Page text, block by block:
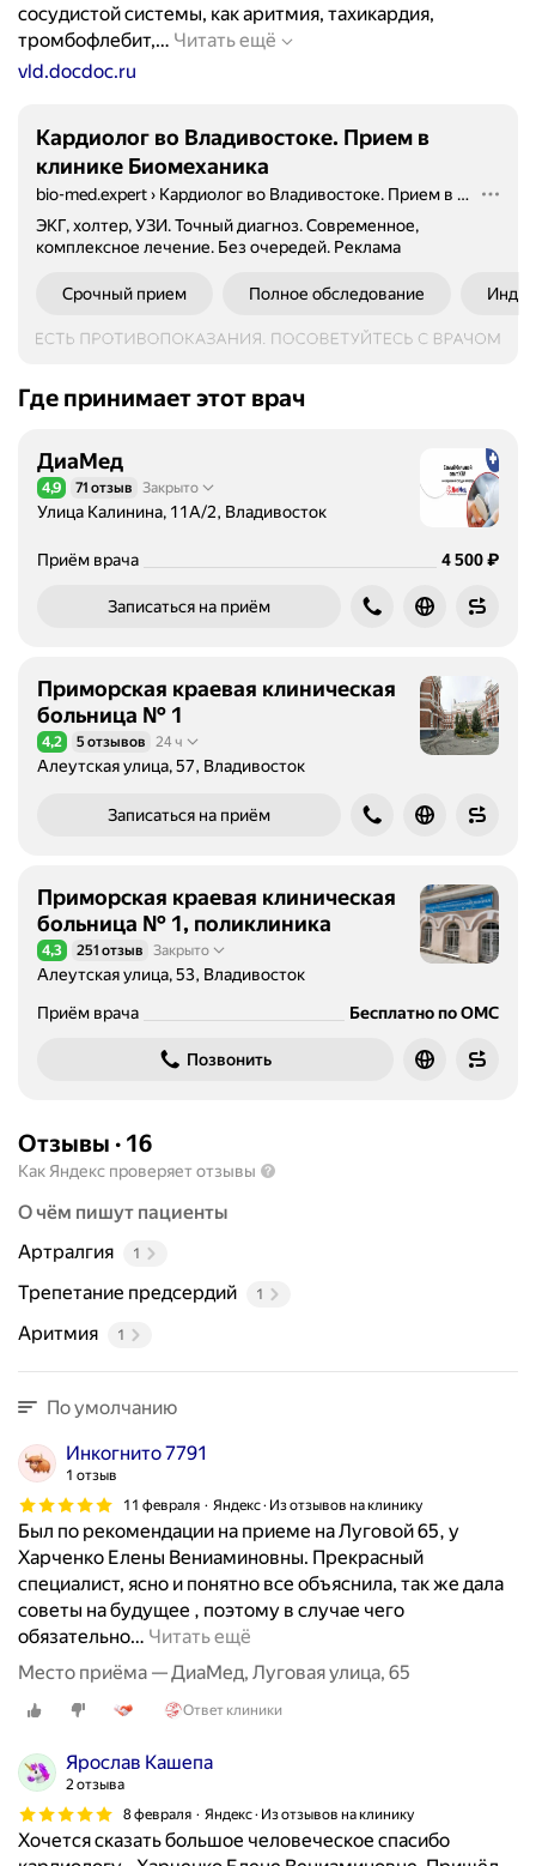
сосудистой системы, как аритмия, тахикардия,
тромбофлебит,… Читать ещё
м
е
т
с
д
и
н
и
о
ч
и
р
у
е
н
н
о
в
к
о
к
о
с
т
vld.docdoc.ru
Кардиолог во Владивостоке. Прием в
клинике Биомеханика
bio-med.expert› Кардиолог во Владивостоке. Прием в клинике Биомеханика
ЭКГ, холтер, УЗИ. Точный диагноз. Современное,
комплексное лечение. Без очередей. Реклама
Срочный прием Полное обследование
Где принимает этот врач
ДиаМед
Рейтинг 4,9 из 5
4,9 71 отзыв Закрыто
Улица Калинина, 11А/2, Владивосток
Приём врача Цена
4500
4 500₽
Записаться на приём
Приморская краевая клиническая
больница № 1
Рейтинг 4,2 из 5
4,2 5 отзывов 24 ч
Алеутская улица, 57, Владивосток
Записаться на приём
Приморская краевая клиническая
больница № 1, поликлиника
Рейтинг 4,3 из 5
4,3 251 отзыв Закрыто
Алеутская улица, 53, Владивосток
Приём врача
Бесплатно по ОМС
Позвонить
Отзывы · 16
Как Яндекс проверяет отзывы
О чём пишут пациенты
Артралгия
1
Трепетание предсердий 1
Аритмия 1
По умолчанию
Инкогнито 7791
1 отзыв
11 февраля
Яндекс · Из отзывов на клинику
Был по рекомендации на приеме на Луговой 65, у
Харченко Елены Вениаминовны. Прекрасный
специалист, ясно и понятно все объяснила, так же дала
советы на будущее , поэтому в случае чего
обязательно… Читать ещё
Место приёма — ДиаМед, Луговая улица, 65
Ответ клиники
Ярослав Кашепа
2 отзыва
8 февраля
Яндекс · Из отзывов на клинику
Хочется сказать большое человеческое спасибо